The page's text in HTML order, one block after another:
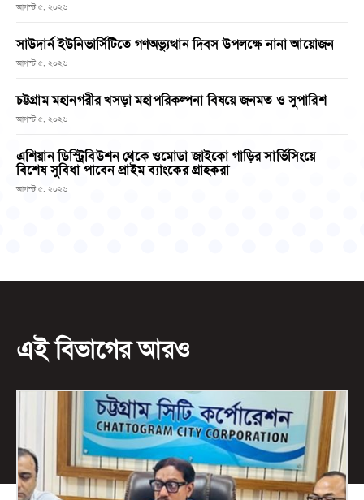
আগস্ট ৫, ২০২৬
সাউদার্ন ইউনিভার্সিটিতে গণঅভ্যুত্থান দিবস উপলক্ষে নানা আয়োজন
আগস্ট ৫, ২০২৬
চট্টগ্রাম মহানগরীর খসড়া মহাপরিকল্পনা বিষয়ে জনমত ও সুপারিশ
আগস্ট ৫, ২০২৬
এশিয়ান ডিস্ট্রিবিউশন থেকে ওমোডা জাইকো গাড়ির সার্ভিসিংয়ে
বিশেষ সুবিধা পাবেন প্রাইম ব্যাংকের গ্রাহকরা
আগস্ট ৫, ২০২৬
এই বিভাগের আরও